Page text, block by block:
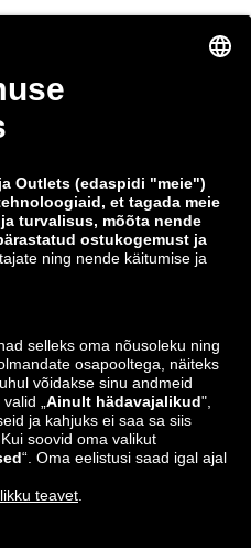
Makseviisid
Saatmis- ja tarnepartner